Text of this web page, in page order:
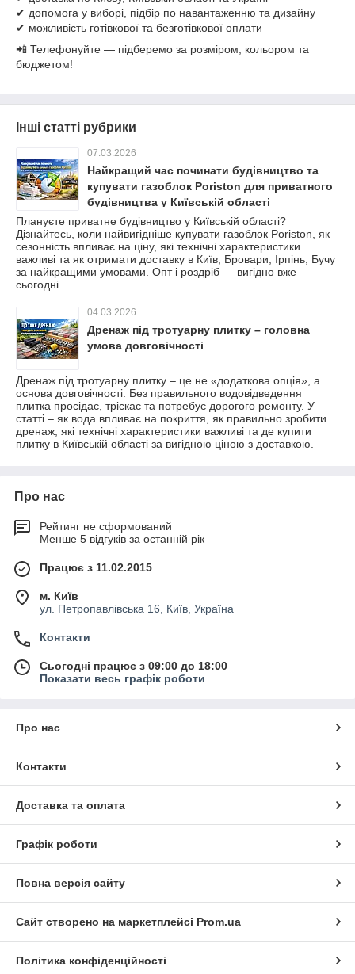
✔ допомога у виборі, підбір по навантаженню та дизайну
✔ можливість готівкової та безготівкової оплати
📲 Телефонуйте — підберемо за розміром, кольором та
бюджетом!
Інші статті рубрики
07.03.2026
Найкращий час починати будівництво та
купувати газоблок Poriston для приватного
будівництва у Київській області
Плануєте приватне будівництво у Київській області?
Дізнайтесь, коли найвигідніше купувати газоблок Poriston, як
сезонність впливає на ціну, які технічні характеристики
важливі та як отримати доставку в Київ, Бровари, Ірпінь, Бучу
за найкращими умовами. Опт і роздріб — вигідно вже
сьогодні.
04.03.2026
Дренаж під тротуарну плитку – головна
умова довговічності
Дренаж під тротуарну плитку – це не «додаткова опція», а
основа довговічності. Без правильного водовідведення
плитка просідає, тріскає та потребує дорогого ремонту. У
статті – як вода впливає на покриття, як правильно зробити
дренаж, які технічні характеристики важливі та де купити
плитку в Київській області за вигідною ціною з доставкою.
Про нас
Рейтинг не сформований
Менше 5 відгуків за останній рік
Працює з 11.02.2015
м. Київ
ул. Петропавлівська 16, Київ, Україна
Контакти
Сьогодні працює з 09:00 до 18:00
Показати весь графік роботи
Про нас
Контакти
Доставка та оплата
Графік роботи
Повна версія сайту
Сайт створено на маркетплейсі Prom.ua
Політика конфіденційності